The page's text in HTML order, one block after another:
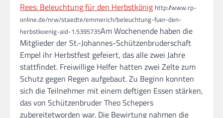
Rees: Beleuchtung für den Herbstkönig http://www.rp-
online.de/nrw/staedte/emmerich/beleuchtung-fuer-den-
herbstkoenig-aid-1.5395735Am Wochenende haben die
Mitglieder der St.-Johannes-Schützenbruderschaft
Empel ihr Herbstfest gefeiert, das alle zwei Jahre
stattfindet. Freiwillige Helfer hatten zwei Zelte zum
Schutz gegen Regen aufgebaut. Zu Beginn konnten
sich die Teilnehmer mit einem deftigen Essen stärken,
das von Schützenbruder Theo Schepers
zubereitetworden war. Die Bewirtung nahmen die